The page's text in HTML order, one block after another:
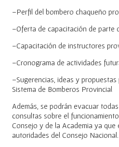
–Perfil del bombero chaqueño
–Oferta de capacitación de parte
–Capacitación de instructores
–Cronograma de actividades
–Sugerencias, ideas y
Sistema de Bomberos Provincial
Además, se podrán evacuar
consultas sobre el
Consejo y de la Academia ya que
autoridades del Consejo Nacional.